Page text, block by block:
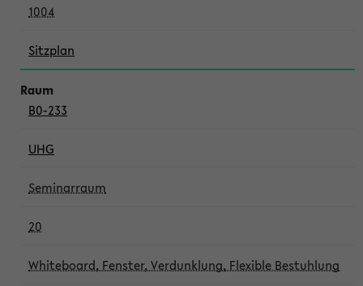
1004
Sitzplan
B0-233
UHG
Seminarraum
20
Whiteboard, Fenster, Verdunklung, Flexible Bestuhlung